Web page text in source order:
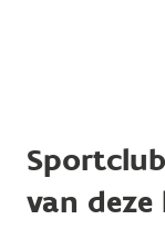
van